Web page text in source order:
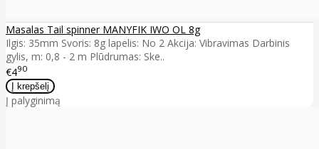
Masalas Tail spinner MANYFIK IWO OL 8g
Ilgis: 35mm Svoris: 8g lapelis: No 2 Akcija: Vibravimas Darbinis
gylis, m: 0,8 - 2 m Plūdrumas: Ske..
€490
Į palyginimą